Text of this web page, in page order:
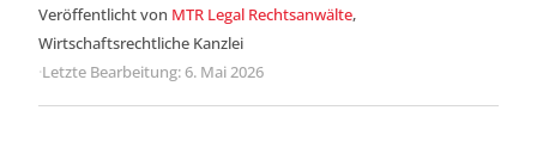
Veröffentlicht von MTR Legal Rechtsanwälte,
Wirtschaftsrechtliche Kanzlei
·Letzte Bearbeitung: 6. Mai 2026